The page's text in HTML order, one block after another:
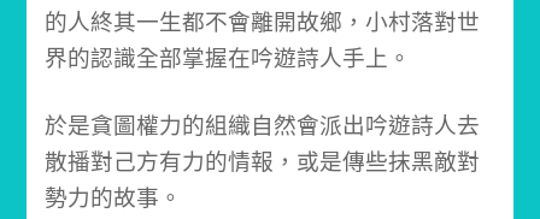
的人終其一生都不會離開故鄉，小村落對世
界的認識全部掌握在吟遊詩人手上。
於是貪圖權力的組織自然會派出吟遊詩人去
散播對己方有力的情報，或是傳些抹黑敵對
勢力的故事。